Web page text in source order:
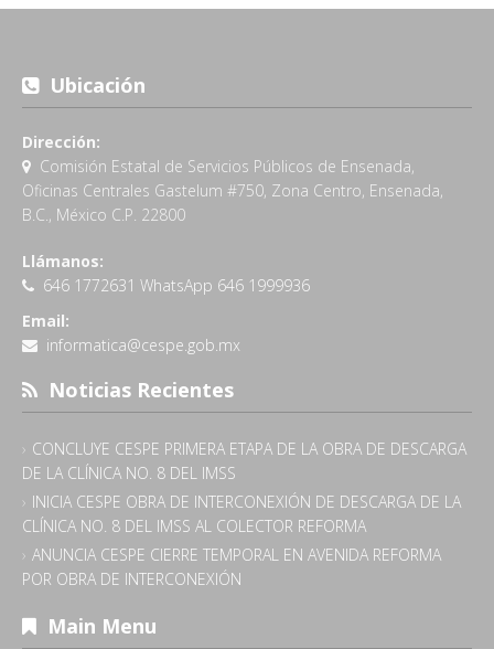
Ubicación
Dirección:
Comisión Estatal de Servicios Públicos de Ensenada,
Oficinas Centrales Gastelum #750, Zona Centro, Ensenada,
B.C., México C.P. 22800
Llámanos:
646 1772631 WhatsApp 646 1999936
Email:
informatica@cespe.gob.mx
Noticias Recientes
CONCLUYE CESPE PRIMERA ETAPA DE LA OBRA DE DESCARGA
DE LA CLÍNICA NO. 8 DEL IMSS
INICIA CESPE OBRA DE INTERCONEXIÓN DE DESCARGA DE LA
CLÍNICA NO. 8 DEL IMSS AL COLECTOR REFORMA
ANUNCIA CESPE CIERRE TEMPORAL EN AVENIDA REFORMA
POR OBRA DE INTERCONEXIÓN
Main Menu